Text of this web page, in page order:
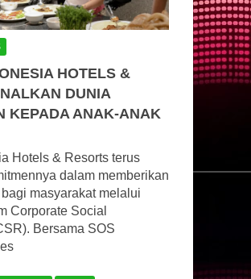
HOTELS &
DUNIA
KEPADA ANAK-ANAK
Hotels & Resorts terus
dalam memberikan
masyarakat melalui
Corporate Social
Bersama SOS